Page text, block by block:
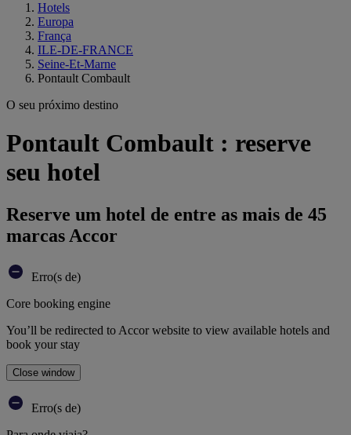
Hotels
Europa
França
ILE-DE-FRANCE
Seine-Et-Marne
Pontault Combault
O seu próximo destino
Pontault Combault : reserve
seu hotel
Reserve um hotel de entre as mais de 45
marcas Accor
Erro(s de)
Core booking engine
You’ll be redirected to Accor website to view available hotels and
book your stay
Close window
Erro(s de)